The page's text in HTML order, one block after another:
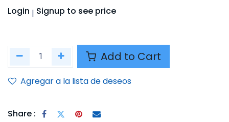
Login | Signup to see price
Add to Cart
Agregar a la lista de deseos
Share :